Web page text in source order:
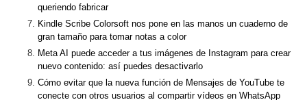
queriendo fabricar
Kindle Scribe Colorsoft nos pone en las manos un cuaderno de
gran tamaño para tomar notas a color
Meta AI puede acceder a tus imágenes de Instagram para crear
nuevo contenido: así puedes desactivarlo
Cómo evitar que la nueva función de Mensajes de YouTube te
conecte con otros usuarios al compartir vídeos en WhatsApp